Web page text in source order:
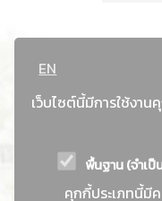
EN
เว็บไซต์นี้มีการใช้งาน
พื้นฐาน (จำเป็
คุกกี้ประเภทนี้มี
ที่อยู่
กรุง